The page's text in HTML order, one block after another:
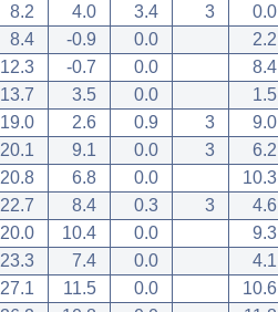
8.2 4.0 3.4 3 0.0
8.4 -0.9 0.0 2.2
12.3 -0.7 0.0 8.4
13.7 3.5 0.0 1.5
19.0 2.6 0.9 3 9.0
20.1 9.1 0.0 3 6.2
20.8 6.8 0.0 10.3
22.7 8.4 0.3 3 4.6
20.0 10.4 0.0 9.3
23.3 7.4 0.0 4.1
27.1 11.5 0.0 10.6